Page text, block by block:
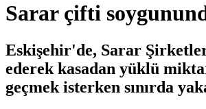
Sarar çifti
Eskişehir'de, Sarar
ederek kasadan yüklü
geçmek isterken sınırda